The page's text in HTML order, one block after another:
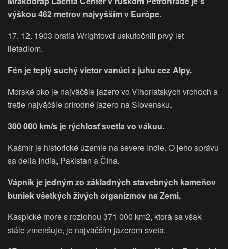
výškou 462 metrov najvyšším v Európe.
17. 12. 1903 bratia Wrightovci uskutočnili prvý let
lietadlom.
Fén je teplý suchý vietor vanúci z juhu cez Alpy.
Morské oko je najväčšie jazero vo Vihorlatských vrchoch a
tretie najväčšie prírodné jazero na Slovensku.
300 000 km/s je rýchlosť svetla vo vákuu.
Kašmír je historické územie na severe Indie. O jeho správu
sa delia India, Pakistan a Čína.
Vápnik je jedným zo základných stavebných kameňov
buniek všetkých živých organizmov na Zemi.
Kaspické more s rozlohou 371 000 km2, ktorá sa však
stále zmenšuje, je najväčším jazerom sveta.